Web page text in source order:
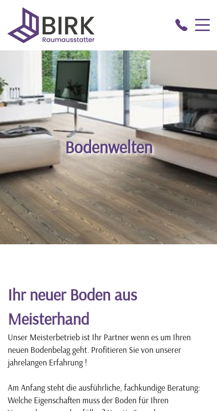
Bodenwelten
Ihr neuer Boden aus
Meisterhand
Unser Meisterbetrieb ist Ihr Partner wenn es um Ihren
neuen Bodenbelag geht. Profitieren Sie von unserer
jahrelangen Erfahrung !
Am Anfang steht die ausführliche, fachkundige Beratung:
Welche Eigenschaften muss der Boden für Ihren